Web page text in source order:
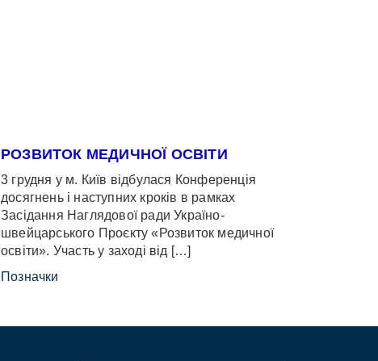
РОЗВИТОК МЕДИЧНОЇ ОСВІТИ
3 грудня у м. Київ відбулася Конференція
досягнень і наступних кроків в рамках
Засідання Наглядової ради Україно-
швейцарського Проєкту «Розвиток медичної
освіти». Участь у заході від […]
Позначки